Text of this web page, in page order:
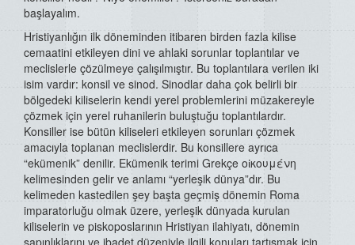
başlayalım.
Hristiyanlığın ilk döneminden itibaren birden fazla kilise
cemaatini etkileyen dini ve ahlaki sorunlar toplantılar ve
meclislerle çözülmeye çalışılmıştır. Bu toplantılara verilen iki
isim vardır: konsil ve sinod. Sinodlar daha çok belirli bir
bölgedeki kiliselerin kendi yerel problemlerini müzakereyle
çözmek için yerel ruhanilerin buluştuğu toplantılardır.
Konsiller ise bütün kiliseleri etkileyen sorunları çözmek
amacıyla toplanan meclislerdir. Bu konsillere ayrıca
“ekümenik” denilir. Ekümenik terimi Grekçe οἰκουμένη
kelimesinden gelir ve anlamı “yerleşik dünya”dır. Bu
kelimeden kastedilen şey başta geçmiş dönemin Roma
imparatorluğu olmak üzere, yerleşik dünyada kurulan
kiliselerin ve piskoposlarının Hristiyan ilahiyatı, dönemin
sapınlıklarını ve ibadet düzeniyle ilgili konuları tartışmak için